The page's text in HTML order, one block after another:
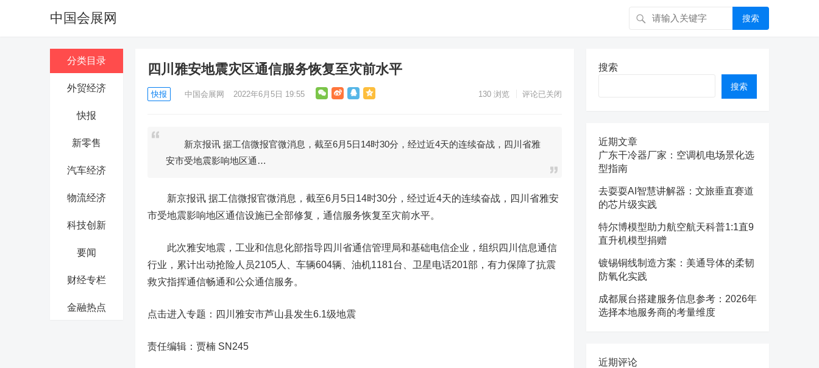
中国会展网 搜索
分类目录
外贸经济
快报
新零售
汽车经济
物流经济
科技创新
要闻
财经专栏
金融热点
四川雅安地震灾区通信服务恢复至灾前水平
快报 中国会展网 2022年6月5日 19:55 130 浏览 评论已关闭
新京报讯 据工信微报官微消息，截至6月5日14时30分，经过近4天的连续奋战，四川省雅
安市受地震影响地区通…
新京报讯 据工信微报官微消息，截至6月5日14时30分，经过近4天的连续奋战，四川省雅安
市受地震影响地区通信设施已全部修复，通信服务恢复至灾前水平。
此次雅安地震，工业和信息化部指导四川省通信管理局和基础电信企业，组织四川信息通信
行业，累计出动抢险人员2105人、车辆604辆、油机1181台、卫星电话201部，有力保障了抗震
救灾指挥通信畅通和公众通信服务。
点击进入专题：四川雅安市芦山县发生6.1级地震
责任编辑：贾楠 SN245
搜索
搜索
近期文章
广东干冷器厂家：空调机电场景化选
型指南
去耍耍AI智慧讲解器：文旅垂直赛道
的芯片级实践
特尔博模型助力航空航天科普1:1直9
直升机模型捐赠
镀锡铜线制造方案：美通导体的柔韧
防氧化实践
成都展台搭建服务信息参考：2026年
选择本地服务商的考量维度
近期评论